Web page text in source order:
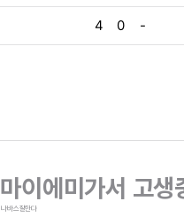
4 0 -
마이에미가서 고
나바스잘한다